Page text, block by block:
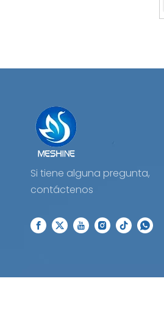
Si tiene alguna pregunta,
contáctenos